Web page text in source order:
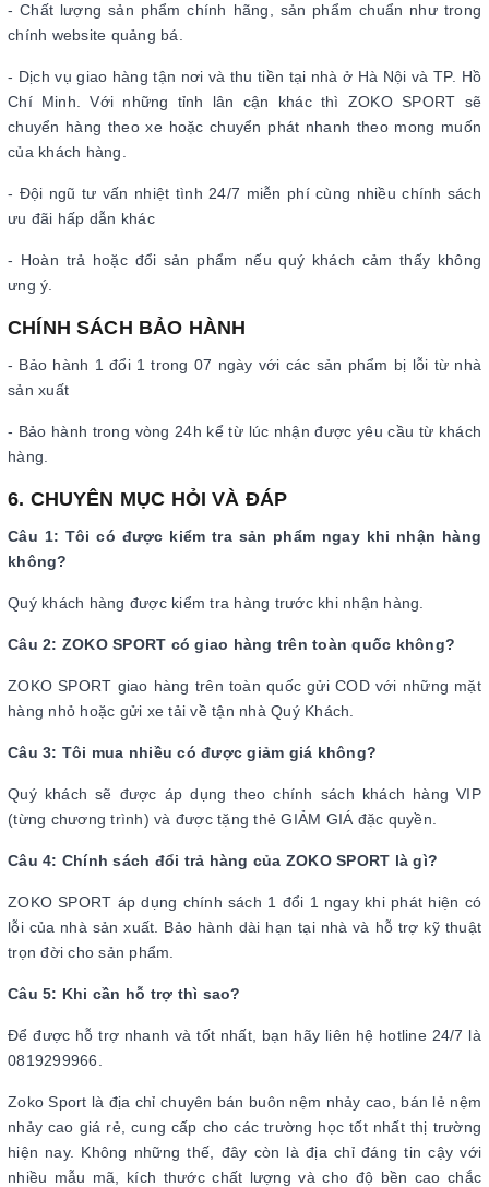
- Chất lượng sản phẩm chính hãng, sản phẩm chuẩn như trong
chính website quảng bá.
- Dịch vụ giao hàng tận nơi và thu tiền tại nhà ở Hà Nội và TP. Hồ
Chí Minh. Với những tỉnh lân cận khác thì ZOKO SPORT sẽ
chuyển hàng theo xe hoặc chuyển phát nhanh theo mong muốn
của khách hàng.
- Đội ngũ tư vấn nhiệt tình 24/7 miễn phí cùng nhiều chính sách
ưu đãi hấp dẫn khác
- Hoàn trả hoặc đổi sản phẩm nếu quý khách cảm thấy không
ưng ý.
CHÍNH SÁCH BẢO HÀNH
- Bảo hành 1 đổi 1 trong 07 ngày với các sản phẩm bị lỗi từ nhà
sản xuất
- Bảo hành trong vòng 24h kể từ lúc nhận được yêu cầu từ khách
hàng.
6. CHUYÊN MỤC HỎI VÀ ĐÁP
Câu 1: Tôi có được kiểm tra sản phẩm ngay khi nhận hàng
không?
Quý khách hàng được kiểm tra hàng trước khi nhận hàng.
Câu 2: ZOKO SPORT có giao hàng trên toàn quốc không?
ZOKO SPORT giao hàng trên toàn quốc gửi COD với những mặt
hàng nhỏ hoặc gửi xe tải về tận nhà Quý Khách.
Câu 3: Tôi mua nhiều có được giảm giá không?
Quý khách sẽ được áp dụng theo chính sách khách hàng VIP
(từng chương trình) và được tặng thẻ GIẢM GIÁ đặc quyền.
Câu 4: Chính sách đổi trả hàng của ZOKO SPORT là gì?
ZOKO SPORT áp dụng chính sách 1 đổi 1 ngay khi phát hiện có
lỗi của nhà sản xuất. Bảo hành dài hạn tại nhà và hỗ trợ kỹ thuật
trọn đời cho sản phẩm.
Câu 5: Khi cần hỗ trợ thì sao?
Để được hỗ trợ nhanh và tốt nhất, bạn hãy liên hệ hotline 24/7 là
0819299966.
Zoko Sport là địa chỉ chuyên bán buôn nệm nhảy cao, bán lẻ nệm
nhảy cao giá rẻ, cung cấp cho các trường học tốt nhất thị trường
hiện nay. Không những thế, đây còn là địa chỉ đáng tin cậy với
nhiều mẫu mã, kích thước chất lượng và cho độ bền cao chắc